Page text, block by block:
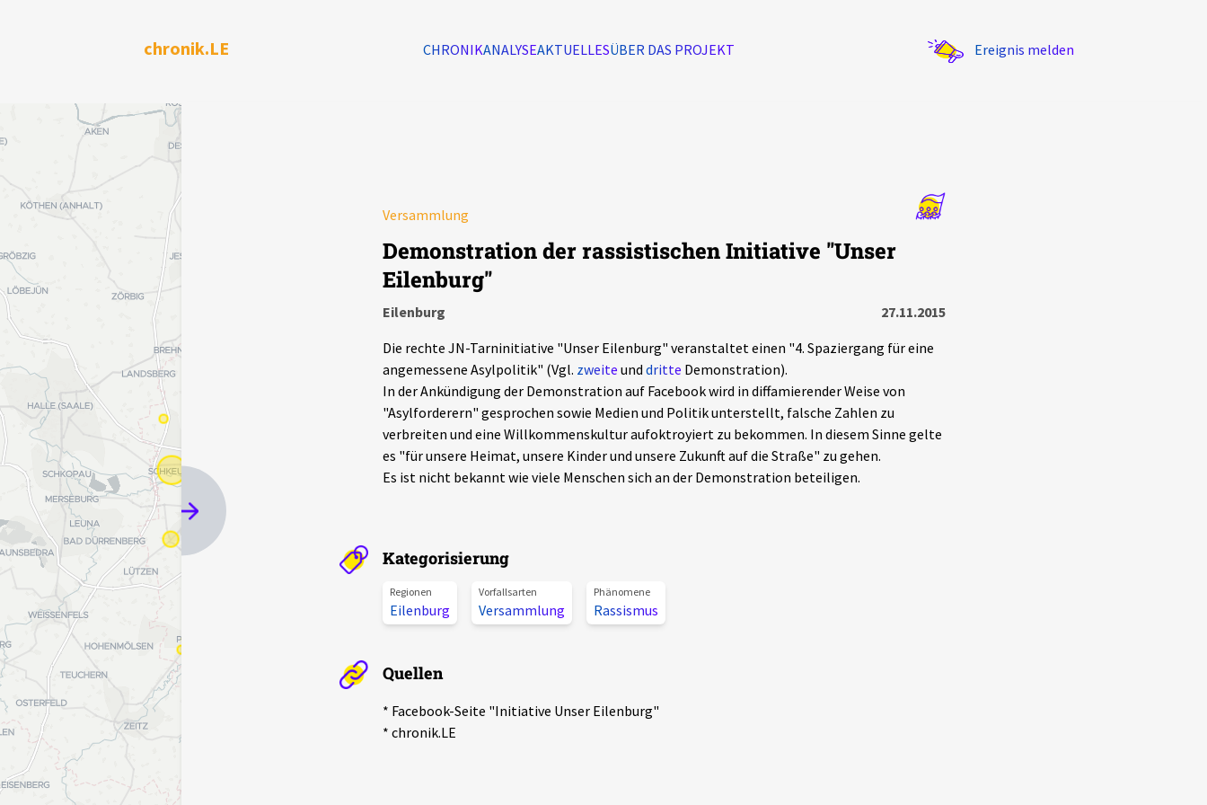
chronik.LE CHRONIKANALYSEAKTUELLESÜBER DAS PROJEKT Ereignis melden
Versammlung
Demonstration der rassistischen Initiative "Unser
Eilenburg"
Eilenburg
27.11.2015
Die rechte JN-Tarninitiative "Unser Eilenburg" veranstaltet einen "4. Spaziergang für eine
angemessene Asylpolitik" (Vgl. zweite und dritte Demonstration).
In der Ankündigung der Demonstration auf Facebook wird in diffamierender Weise von
"Asylforderern" gesprochen sowie Medien und Politik unterstellt, falsche Zahlen zu
verbreiten und eine Willkommenskultur aufoktroyiert zu bekommen. In diesem Sinne gelte
es "für unsere Heimat, unsere Kinder und unsere Zukunft auf die Straße" zu gehen.
Es ist nicht bekannt wie viele Menschen sich an der Demonstration beteiligen.
Kategorisierung
Regionen
Eilenburg
Vorfallsarten
Versammlung
Phänomene
Rassismus
Quellen
* Facebook-Seite "Initiative Unser Eilenburg"
* chronik.LE